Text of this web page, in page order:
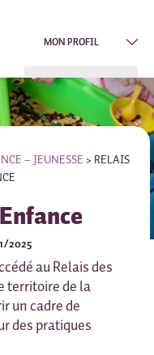
MON PROFIL
– JEUNESSE > RELAIS
2025
au Relais des
territoire de la
un cadre de
des pratiques